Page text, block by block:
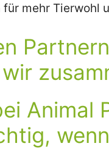
mehr Tierwohl
Partnern
Animal